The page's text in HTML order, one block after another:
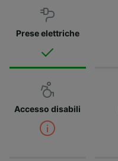
Prese elettriche
Accesso disabili